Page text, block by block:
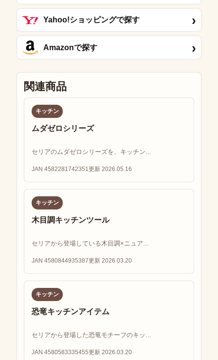
Yahoo!ショッピングで探す ›
Amazonで探す ›
関連商品
キッチン
ムダゼロシリーズ
セリアのムダゼロシリーズを、キッチン...
JAN 4582281742351 更新 2026.05.16
キッチン
木目調キッチンツール
セリアから登場している木目調×ニュア...
JAN 4580844935387更新 2026.03.20
キッチン
恐竜キッチンアイテム
セリアから登場した恐竜モチーフのキッ...
JAN 4580583335455更新 2026.03.20